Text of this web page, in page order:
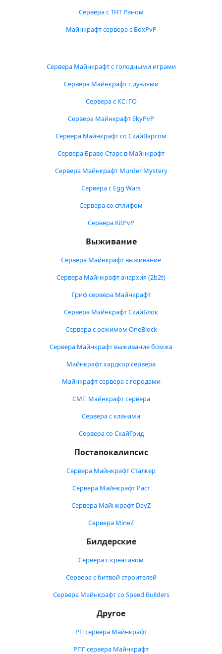
Сервера с ТНТ Раном
Майнкрафт сервера с BoxPvP
Сервера Майнкрафт с голодными играми
Сервера Майнкрафт с дуэлями
Сервера с КС: ГО
Сервера Майнкрафт SkyPvP
Сервера Майнкрафт со СкайВарсом
Сервера Браво Старс в Майнкрафт
Сервера Майнкрафт Murder Mystery
Сервера с Egg Wars
Сервера со сплифом
Сервера KitPvP
Выживание
Сервера Майнкрафт выживание
Сервера Майнкрафт анархия (2b2t)
Гриф сервера Майнкрафт
Сервера Майнкрафт СкайБлок
Сервера с режимом OneBlock
Сервера Майнкрафт выживание бомжа
Майнкрафт хардкор сервера
Майнкрафт сервера с городами
СМП Майнкрафт сервера
Сервера с кланами
Сервера со СкайГрид
Постапокалипсис
Сервера Майнкрафт Сталкер
Сервера Майнкрафт Раст
Сервера Майнкрафт DayZ
Сервера MineZ
Билдерские
Сервера с креативом
Сервера с битвой строителей
Сервера Майнкрафт со Speed Builders
Другое
РП сервера Майнкрафт
РПГ сервера Майнкрафт